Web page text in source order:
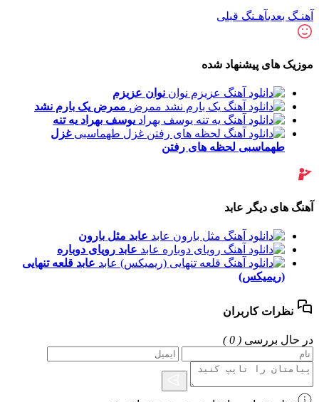
آهنـگ بعدیآهـنگ قبلی
موزیک های پیشنهاد شده
نوان عزیزم
ممرض یک بارم نشد
یوسف بهراد یه تنه
غزل
طهماسبی لحظه های رفتن
آهنگ های دیگر عابد
عابد مثل بارون
عابد رویای دوباره
عابد قلعه تنهایی
(ریمیکس)
نظرات کاربران
در حال بررسی ( 0 )